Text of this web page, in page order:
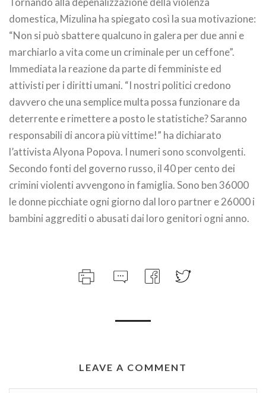
domestica, Mizulina ha spiegato così la sua motivazione:
“Non si può sbattere qualcuno in galera per due anni e
marchiarlo a vita come un criminale per un ceffone”.
Immediata la reazione da parte di femministe ed
attivisti per i diritti umani. “I nostri politici credono
davvero che una semplice multa possa funzionare da
deterrente e rimettere a posto le statistiche? Saranno
responsabili di ancora più vittime!” ha dichiarato
l’attivista Alyona Popova. I numeri sono sconvolgenti.
Secondo fonti del governo russo, il 40 per cento dei
crimini violenti avvengono in famiglia. Sono ben 36000
le donne picchiate ogni giorno dal loro partner e 26000 i
bambini aggrediti o abusati dai loro genitori ogni anno.
LEAVE A COMMENT